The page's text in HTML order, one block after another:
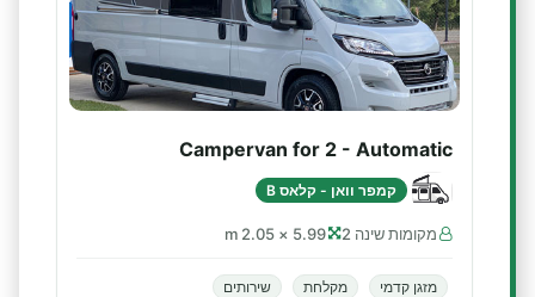
Campervan for 2 - Automatic
קמפר וואן - קלאס B
מקומות שינה 2 5.99 × 2.05 m
מזגן קדמי מקלחת
שירותים